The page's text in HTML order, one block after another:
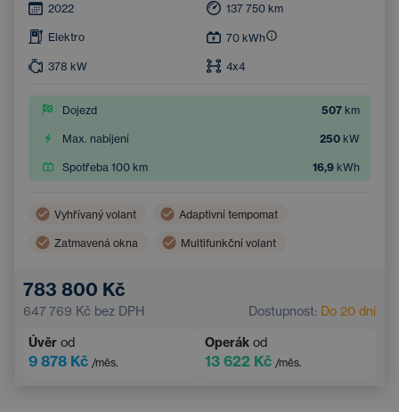
2022 137 750 km
Elektro 70 kWh
378 kW 4x4
Dojezd 507 km
Max. nabíjení 250 kW
Spotřeba 100 km 16,9 kWh
Vyhřívaný volant Adaptivní tempomat
Zatmavená okna Multifunkční volant
Elektrické ovládání kufru
783 800 Kč
647 769 Kč bez DPH Dostupnost: Do 20 dní
Úvěr od
9 878 Kč /měs.
Operák od
13 622 Kč /měs.